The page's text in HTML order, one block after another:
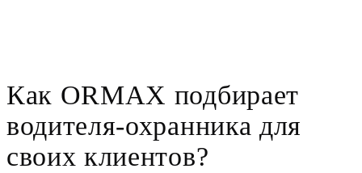
Как ORMAX подбирает
водителя-охранника для
своих клиентов?